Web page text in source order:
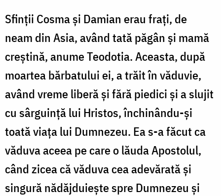
Sfinții Cosma și Damian erau frați, de
neam din Asia, având tată păgân și mamă
creștină, anume Teodotia. Aceasta, după
moartea bărbatului ei, a trăit în văduvie,
având vreme liberă și fără piedici și a slujit
cu sârguință lui Hristos, închinându-și
toată viața lui Dumnezeu. Ea s-a făcut ca
văduva aceea pe care o lăuda Apostolul,
când zicea că văduva cea adevărată și
singură nădăjduiește spre Dumnezeu și